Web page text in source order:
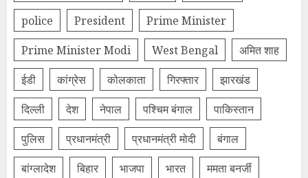
police
President
Prime Minister
Prime Minister Modi
West Bengal
अमित शाह
ईडी
कांग्रेस कोलकाता गिरफ्तार
झारखंड
दिल्‍ली
देश नेपाल पश्चिम बंगाल
पाकिस्तान
पुलिस
प्रधानमंत्री प्रधानमंत्री मोदी
बंगाल
बांग्लादेश
बिहार भाजपा भारत ममता बनर्जी